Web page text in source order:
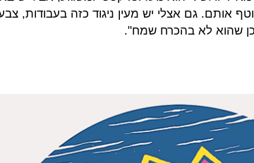
אותם. גם אצלי יש מעין ניגוד כזה בעבודות,
שהוא לא בהכרח שמח".